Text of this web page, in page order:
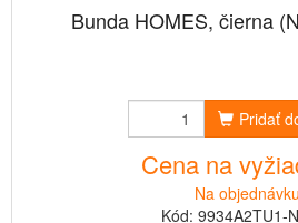
Bunda HOMES, čierna
Pridať
Cena na
Na objednávku
Kód: 9934A2TU1-